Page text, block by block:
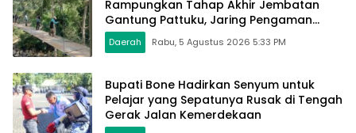
Rampungkan Tahap Akhir Jembatan
Gantung Pattuku, Jaring Pengaman
Mulai Terpasang
Daerah Rabu, 5 Agustus 2026 5:33 PM
Bupati Bone Hadirkan Senyum untuk
Pelajar yang Sepatunya Rusak di Tengah
Gerak Jalan Kemerdekaan